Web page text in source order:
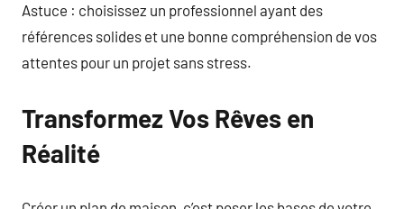
Astuce : choisissez un professionnel ayant des
références solides et une bonne compréhension de vos
attentes pour un projet sans stress.
Transformez Vos Rêves en
Réalité